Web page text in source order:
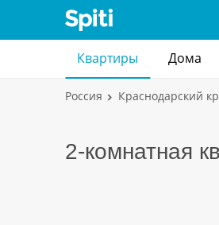
Квартиры Дома
Россия Краснодарский
2-комнатная